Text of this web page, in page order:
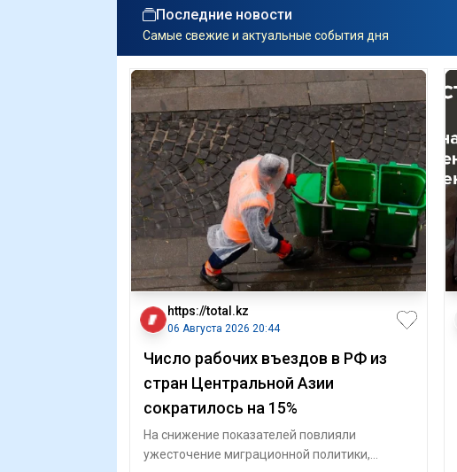
Последние новости
Самые свежие и актуальные события дня
https://total.kz
06 Августа 2026 20:44
Число рабочих въездов в РФ из
стран Центральной Азии
сократилось на 15%
На снижение показателей повлияли
ужесточение миграционной политики,